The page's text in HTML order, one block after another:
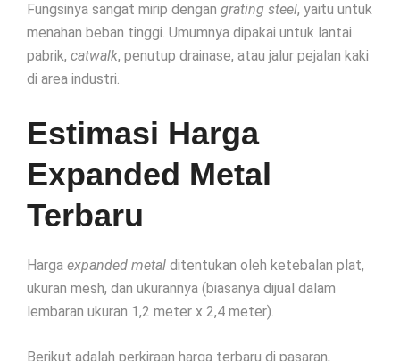
Fungsinya sangat mirip dengan grating steel, yaitu untuk
menahan beban tinggi. Umumnya dipakai untuk lantai
pabrik, catwalk, penutup drainase, atau jalur pejalan kaki
di area industri.
Estimasi Harga
Expanded Metal
Terbaru
Harga expanded metal ditentukan oleh ketebalan plat,
ukuran mesh, dan ukurannya (biasanya dijual dalam
lembaran ukuran 1,2 meter x 2,4 meter).
Berikut adalah perkiraan harga terbaru di pasaran,